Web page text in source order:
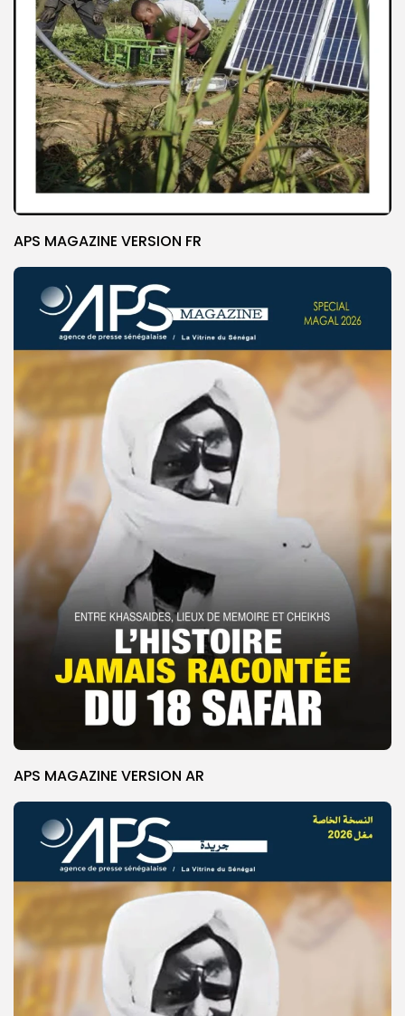
APS MAGAZINE VERSION FR
APS MAGAZINE VERSION AR